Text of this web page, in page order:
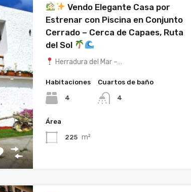
Vendo Elegante Casa por
Estrenar con Piscina en Conjunto
Cerrado – Cerca de Capaes, Ruta
del Sol
Herradura del Mar –…
Habitaciones
4
Cuartos de baño
4
Área
225 m²